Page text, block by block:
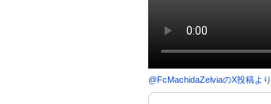
@FcMachidaZelviaのX投稿より